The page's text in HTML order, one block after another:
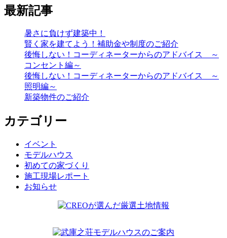
最新記事
暑さに負けず建築中！
賢く家を建てよう！補助金や制度のご紹介
後悔しない！コーディネーターからのアドバイス ～
コンセント編～
後悔しない！コーディネーターからのアドバイス ～
照明編～
新築物件のご紹介
カテゴリー
イベント
モデルハウス
初めての家づくり
施工現場レポート
お知らせ